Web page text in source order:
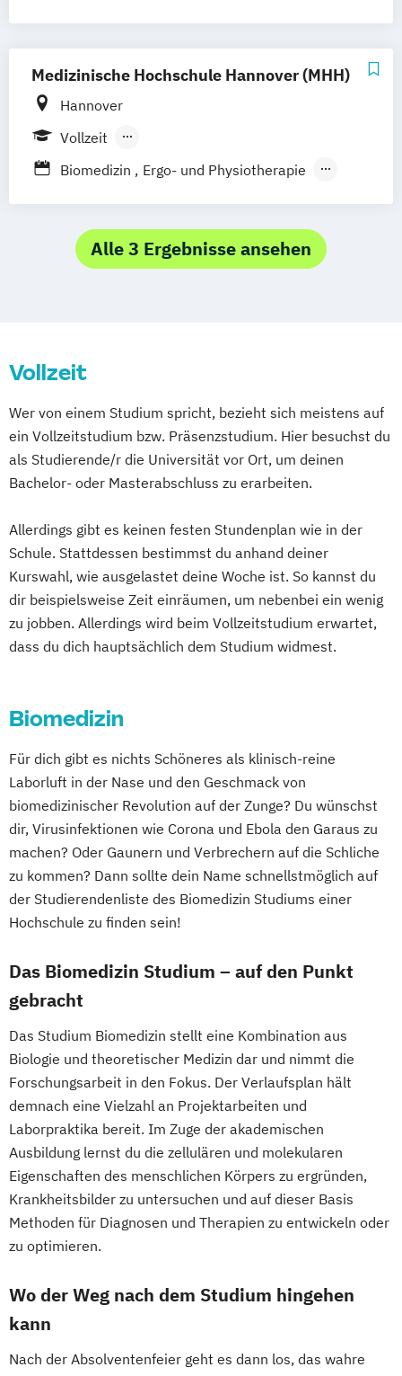
Medizinische Hochschule Hannover (MHH)
Hannover
Vollzeit
Berufsbegleitendes Präsenzstudium
Biomedizin
Ergo- und Physiotherapie
Alle 3 Ergebnisse ansehen
Vollzeit
Wer von einem Studium spricht, bezieht sich meistens auf
ein Vollzeitstudium bzw. Präsenzstudium. Hier besuchst du
als Studierende/r die Universität vor Ort, um deinen
Bachelor- oder Masterabschluss zu erarbeiten.
Allerdings gibt es keinen festen Stundenplan wie in der
Schule. Stattdessen bestimmst du anhand deiner
Kurswahl, wie ausgelastet deine Woche ist. So kannst du
dir beispielsweise Zeit einräumen, um nebenbei ein wenig
zu jobben. Allerdings wird beim Vollzeitstudium erwartet,
dass du dich hauptsächlich dem Studium widmest.
Biomedizin
Für dich gibt es nichts Schöneres als klinisch-reine
Laborluft in der Nase und den Geschmack von
biomedizinischer Revolution auf der Zunge? Du wünschst
dir, Virusinfektionen wie Corona und Ebola den Garaus zu
machen? Oder Gaunern und Verbrechern auf die Schliche
zu kommen? Dann sollte dein Name schnellstmöglich auf
der Studierendenliste des Biomedizin Studiums einer
Hochschule zu finden sein!
Das Biomedizin Studium – auf den Punkt
gebracht
Das Studium Biomedizin stellt eine Kombination aus
Biologie und theoretischer Medizin dar und nimmt die
Forschungsarbeit in den Fokus. Der Verlaufsplan hält
demnach eine Vielzahl an Projektarbeiten und
Laborpraktika bereit. Im Zuge der akademischen
Ausbildung lernst du die zellulären und molekularen
Eigenschaften des menschlichen Körpers zu ergründen,
Krankheitsbilder zu untersuchen und auf dieser Basis
Methoden für Diagnosen und Therapien zu entwickeln oder
zu optimieren.
Wo der Weg nach dem Studium hingehen
kann
Nach der Absolventenfeier geht es dann los, das wahre